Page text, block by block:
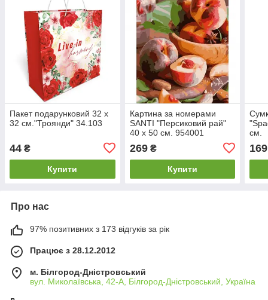
Пакет подарунковий 32 х
32 см."Троянди" 34.103
44 ₴
Купити
Картина за номерами
SANTI "Персиковий рай"
40 х 50 см. 954001
269₴
Купити
см.
169
Про нас
97% позитивних з 173 відгуків за рік
Працює з 28.12.2012
м. Білгород-Дністровський
вул. Миколаївська, 42-А, Білгород-Дністровський, Україна